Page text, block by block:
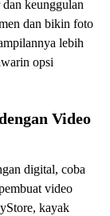
keunggulan
dan bikin foto
lebih
opsi
Video
digital, coba
video
kayak